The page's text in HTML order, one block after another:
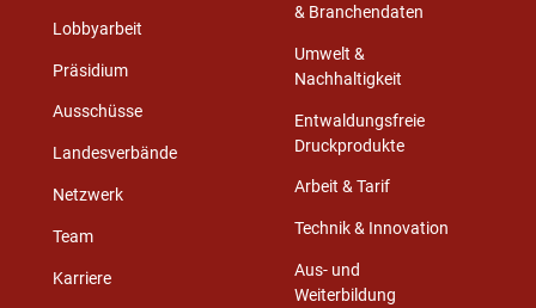
Lobbyarbeit
Präsidium
Ausschüsse
Landesverbände
Netzwerk
Team
Karriere
& Branchendaten
Umwelt &
Nachhaltigkeit
Entwaldungsfreie
Druckprodukte
Arbeit & Tarif
Technik & Innovation
Aus- und
Weiterbildung